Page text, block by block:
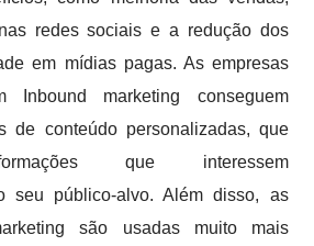
redes sociais e a redução dos
em mídias pagas. As empresas
Inbound marketing conseguem
de conteúdo personalizadas, que
que interessem
seu público-alvo. Além disso, as
são usadas muito mais